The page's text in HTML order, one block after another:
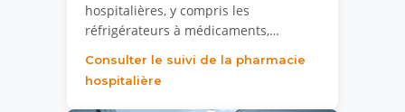
hospitalières, y compris les
réfrigérateurs à médicaments,…
Consulter le suivi de la pharmacie
hospitalière